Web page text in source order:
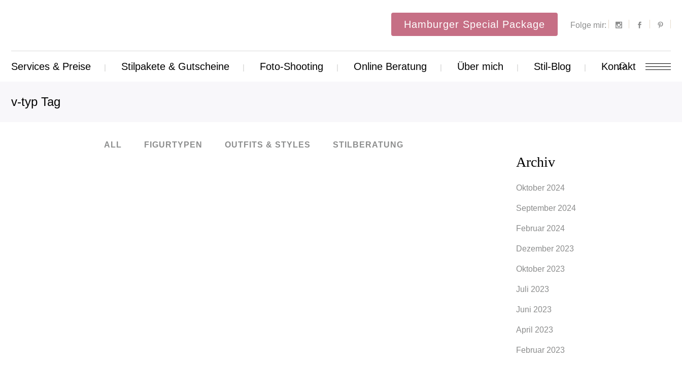
Hamburger Special Package Folge mir:
Services & Preise Stilpakete & Gutscheine Foto-Shooting Online Beratung Über mich Stil-Blog Kontakt
v-typ Tag
ALL FIGURTYPEN OUTFITS & STYLES STILBERATUNG
Archiv
Oktober 2024
September 2024
Februar 2024
Dezember 2023
Oktober 2023
Juli 2023
Juni 2023
April 2023
Februar 2023